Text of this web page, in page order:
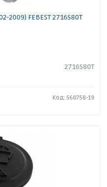
2009) FEBEST 2716S80T
2716S80T
Код: 560758-19